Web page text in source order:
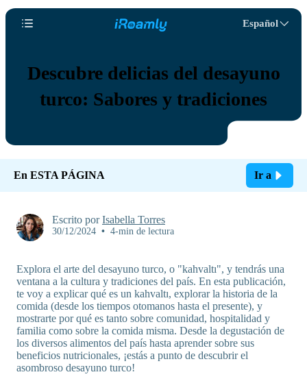
Español
Descubre delicias del desayuno
turco: Sabores y tradiciones
En ESTA PÁGINA Ir a
Escrito porIsabella Torres
30/12/2024 • 4-min de lectura
Explora el arte del desayuno turco, o "kahvaltı", y tendrás una
ventana a la cultura y tradiciones del país. En esta publicación,
te voy a explicar qué es un kahvaltı, explorar la historia de la
comida (desde los tiempos otomanos hasta el presente), y
mostrarte por qué es tanto sobre comunidad, hospitalidad y
familia como sobre la comida misma. Desde la degustación de
los diversos alimentos del país hasta aprender sobre sus
beneficios nutricionales, ¡estás a punto de descubrir el
asombroso desayuno turco!